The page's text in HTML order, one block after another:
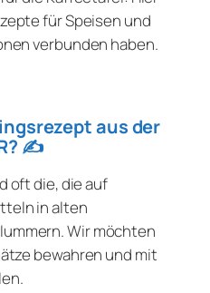
für Speisen und
verbunden haben.
aus der
✍️
oft die, die auf
in alten
Wir möchten
bewahren und mit